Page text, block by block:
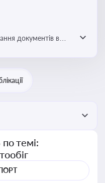
документів в
темі: